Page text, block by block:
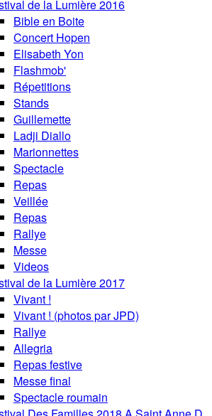
de la Lumière 2016
Bible en Boite
Concert Hopen
Elisabeth Yon
Flashmob'
Répetitions
Stands
Guillemette
Ladji Diallo
Marionnettes
Spectacle
Repas
Veillée
Repas
Rallye
Messe
Videos
de la Lumière 2017
Vivant !
Vivant ! (photos par JPD)
Rallye
Allegria
Repas festive
Messe final
Spectacle roumain